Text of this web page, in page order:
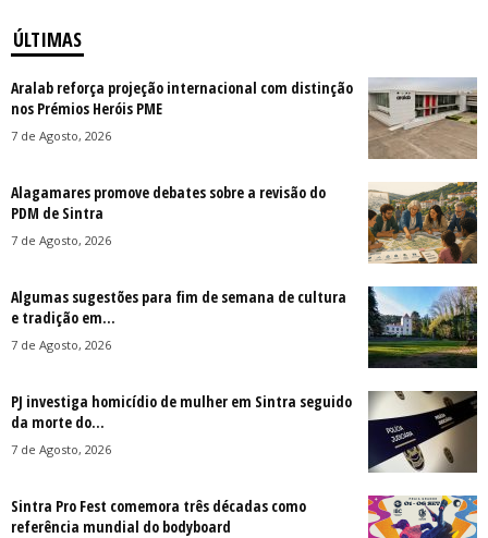
ÚLTIMAS
Aralab reforça projeção internacional com distinção
nos Prémios Heróis PME
7 de Agosto, 2026
Alagamares promove debates sobre a revisão do
PDM de Sintra
7 de Agosto, 2026
Algumas sugestões para fim de semana de cultura
e tradição em...
7 de Agosto, 2026
PJ investiga homicídio de mulher em Sintra seguido
da morte do...
7 de Agosto, 2026
Sintra Pro Fest comemora três décadas como
referência mundial do bodyboard